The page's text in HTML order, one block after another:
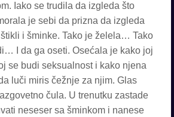
Iako se trudila da izgleda što
je sebi da prizna da izgleda
i šminke. Tako je želela… Tako
I da ga oseti. Osećala je kako joj
se budi seksualnost i kako njena
luči miris čežnje za njim. Glas
čula. U trenutku zastade
neseser sa šminkom i nanese